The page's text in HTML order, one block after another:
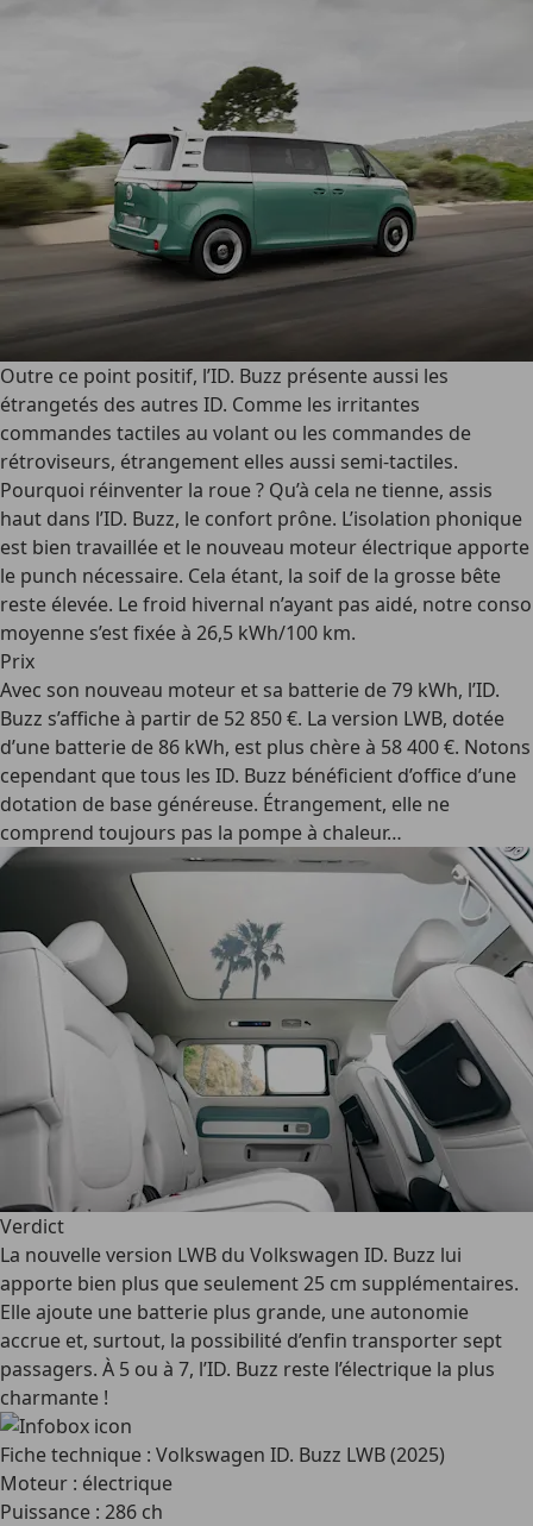
Outre ce point positif, l’ID. Buzz présente aussi les
étrangetés des autres ID. Comme les irritantes
commandes tactiles au volant ou les commandes de
rétroviseurs, étrangement elles aussi semi-tactiles.
Pourquoi réinventer la roue ? Qu’à cela ne tienne, assis
haut dans l’ID. Buzz, le confort prône. L’isolation phonique
est bien travaillée et le nouveau moteur électrique apporte
le punch nécessaire. Cela étant, la soif de la grosse bête
reste élevée. Le froid hivernal n’ayant pas aidé, notre conso
moyenne s’est fixée à 26,5 kWh/100 km.
Prix
Avec son nouveau moteur et sa batterie de 79 kWh, l’ID.
Buzz s’affiche à partir de 52 850 €. La version LWB, dotée
d’une batterie de 86 kWh, est plus chère à 58 400 €. Notons
cependant que tous les ID. Buzz bénéficient d’office d’une
dotation de base généreuse. Étrangement, elle ne
comprend toujours pas la pompe à chaleur…
Verdict
La nouvelle version LWB du Volkswagen ID. Buzz lui
apporte bien plus que seulement 25 cm supplémentaires.
Elle ajoute une batterie plus grande, une autonomie
accrue et, surtout, la possibilité d’enfin transporter sept
passagers. À 5 ou à 7, l’ID. Buzz reste l’électrique la plus
charmante !
Fiche technique : Volkswagen ID. Buzz LWB (2025)
Moteur : électrique
Puissance : 286 ch